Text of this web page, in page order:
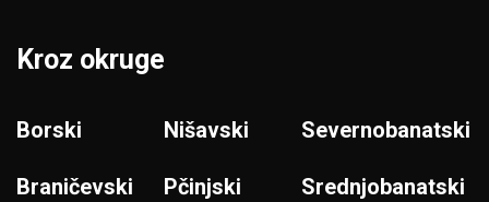
Kroz okruge
Borski
Braničevski
Nišavski
Pčinjski
Severnobanatski
Srednjobanatski